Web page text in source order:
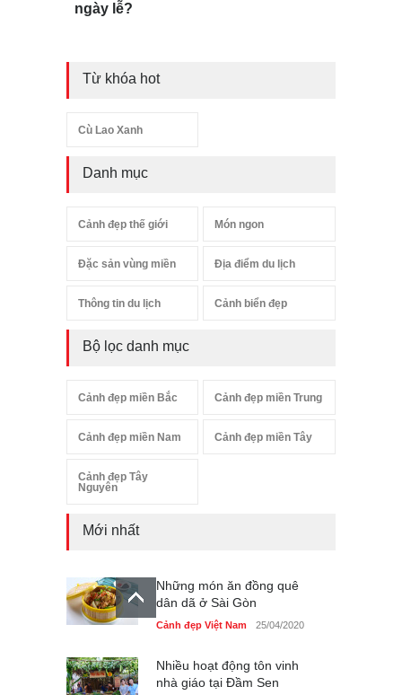
ngày lễ?
Từ khóa hot
Cù Lao Xanh
Danh mục
Cảnh đẹp thế giới Món ngon
Đặc sản vùng miền Địa điểm du lịch
Thông tin du lịch Cảnh biển đẹp
Bộ lọc danh mục
Cảnh đẹp miền Bắc Cảnh đẹp miền Trung
Cảnh đẹp miền Nam Cảnh đẹp miền Tây
Cảnh đẹp Tây
Nguyên
Mới nhất
Những món ăn đồng quê
dân dã ở Sài Gòn
Cảnh đẹp Việt Nam 25/04/2020
Nhiều hoạt động tôn vinh
nhà giáo tại Đầm Sen